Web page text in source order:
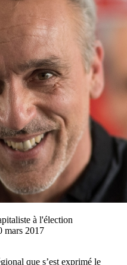
à l'élection
mars 2017
que s’est exprimé le